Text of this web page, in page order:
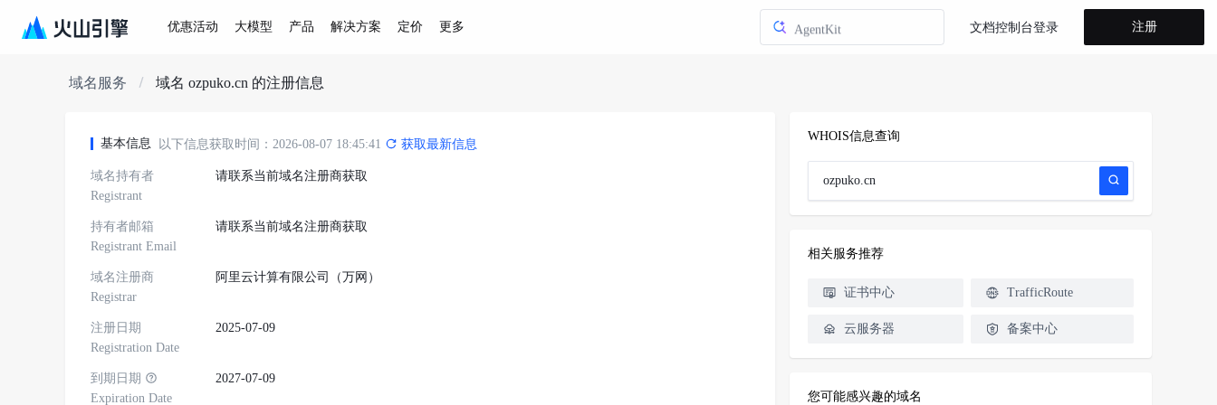
优惠活动 大模型 产品 解决方案 定价 更多 AgentKit
AgentKit
文档控制台登录 注册
域名服务 域名 ozpuko.cn 的注册信息
基本信息 以下信息获取时间：2026-08-07 18:45:41 获取最新信息
域名持有者
Registrant
请联系当前域名注册商获取
持有者邮箱
Registrant Email
请联系当前域名注册商获取
域名注册商
Registrar
阿里云计算有限公司（万网）
注册日期
Registration Date
2025-07-09
到期日期
Expiration Date
2027-07-09
WHOIS信息查询
相关服务推荐
证书中心 TrafficRoute
云服务器 备案中心
您可能感兴趣的域名